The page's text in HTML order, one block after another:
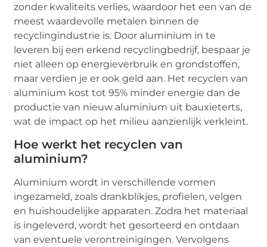
zonder kwaliteits verlies, waardoor het een van de
meest waardevolle metalen binnen de
recyclingindustrie is. Door aluminium in te
leveren bij een erkend recyclingbedrijf, bespaar je
niet alleen op energieverbruik en grondstoffen,
maar verdien je er ook geld aan. Het recyclen van
aluminium kost tot 95% minder energie dan de
productie van nieuw aluminium uit bauxieterts,
wat de impact op het milieu aanzienlijk verkleint.
Hoe werkt het recyclen van
aluminium?
Aluminium wordt in verschillende vormen
ingezameld, zoals drankblikjes, profielen, velgen
en huishoudelijke apparaten. Zodra het materiaal
is ingeleverd, wordt het gesorteerd en ontdaan
van eventuele verontreinigingen. Vervolgens